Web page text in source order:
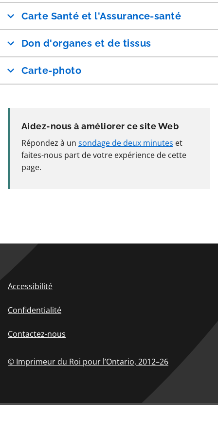
Carte Santé et l'Assurance-santé
Don d'organes et de tissus
Carte-photo
Aidez-nous à améliorer ce site Web
Répondez à un sondage de deux minutes et
faites-nous part de votre expérience de cette
page.
Accessibilité
Confidentialité
Contactez-nous
© Imprimeur du Roi pour l’Ontario, 2012–26